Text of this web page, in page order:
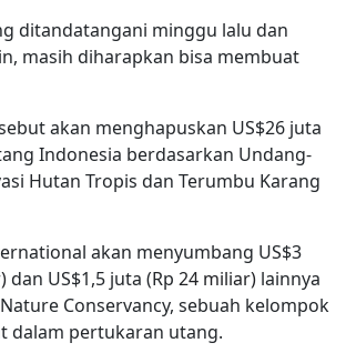
ditandatangani minggu lalu dan
masih diharapkan bisa membuat
akan menghapuskan US$26 juta
Indonesia berdasarkan Undang-
Hutan Tropis dan Terumbu Karang
akan menyumbang US$3
dan US$1,5 juta (Rp 24 miliar) lainnya
Conservancy, sebuah kelompok
dalam pertukaran utang.